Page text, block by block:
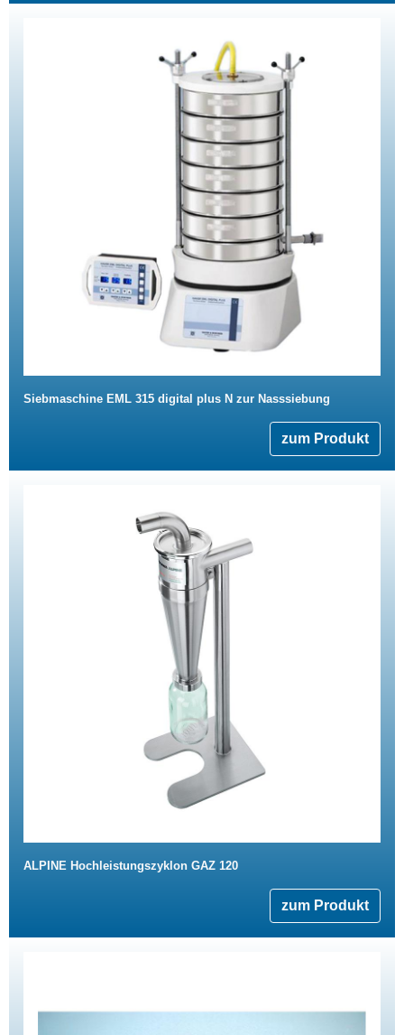
Siebmaschine EML 315 digital plus N zur Nasssiebung
zum Produkt
ALPINE Hochleistungszyklon GAZ 120
zum Produkt